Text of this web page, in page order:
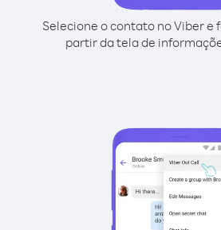
Selecione o contato no Viber e
partir da tela de